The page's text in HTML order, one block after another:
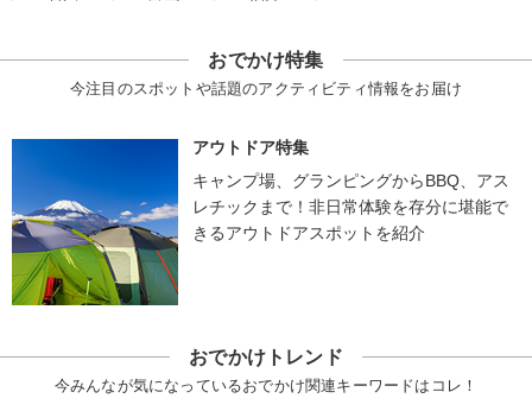
おでかけ特集
今注目のスポットや話題のアクティビティ情報をお届け
アウトドア特集
キャンプ場、グランピングからBBQ、アス
レチックまで！非日常体験を存分に堪能で
きるアウトドアスポットを紹介
おでかけトレンド
今みんなが気になっているおでかけ関連キーワードはコレ！